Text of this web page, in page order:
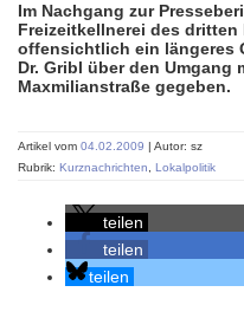
Im Nachgang zur
Freizeitkellnerei des dritten
offensichtlich ein längeres
Dr. Gribl über den Umgang
Maxmilianstraße gegeben.
Artikel vom 04.02.2009 | Autor: sz
Rubrik: Kurznachrichten Lokalpolitik
teilen
teilen
teilen